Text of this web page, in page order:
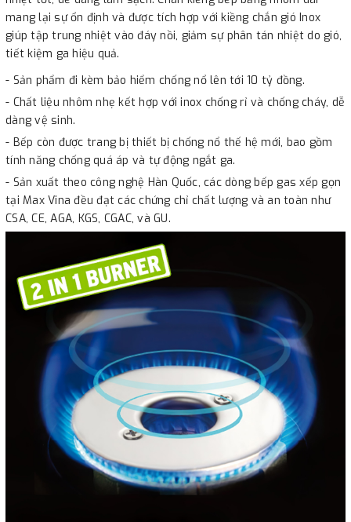
mang lại sự ổn định và được tích hợp với kiềng chắn gió Inox
giúp tập trung nhiệt vào đáy nồi, giảm sự phân tán nhiệt do gió,
tiết kiệm ga hiệu quả.
- Sản phẩm đi kèm bảo hiểm chống nổ lên tới 10 tỷ đồng.
- Chất liệu nhôm nhẹ kết hợp với inox chống rỉ và chống cháy, dễ
dàng vệ sinh.
- Bếp còn được trang bị thiết bị chống nổ thế hệ mới, bao gồm
tính năng chống quá áp và tự động ngắt ga.
- Sản xuất theo công nghệ Hàn Quốc, các dòng bếp gas xếp gọn
tại Max Vina đều đạt các chứng chỉ chất lượng và an toàn như
CSA, CE, AGA, KGS, CGAC, và GU.